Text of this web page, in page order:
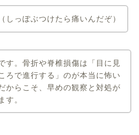
しっぽぶつけたら痛いんだぞ）
す。骨折や脊椎損傷は「目に見
ろで進行する」のが本当に怖い
からこそ、早めの観察と対処が
す。